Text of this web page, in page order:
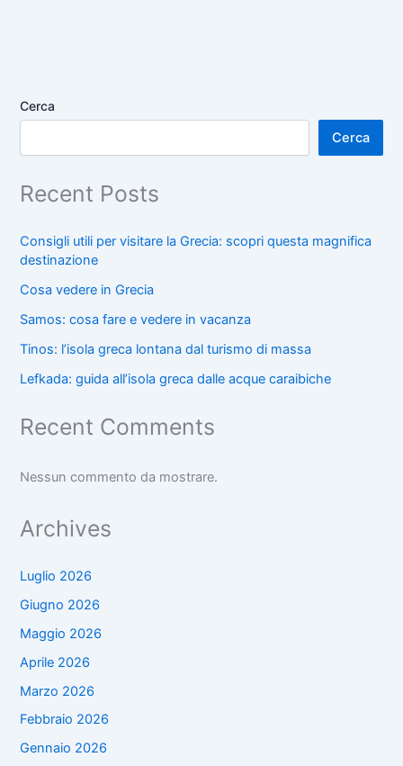
Cerca
Cerca
Recent Posts
Consigli utili per visitare la Grecia: scopri questa magnifica
destinazione
Cosa vedere in Grecia
Samos: cosa fare e vedere in vacanza
Tinos: l’isola greca lontana dal turismo di massa
Lefkada: guida all’isola greca dalle acque caraibiche
Recent Comments
Nessun commento da mostrare.
Archives
Luglio 2026
Giugno 2026
Maggio 2026
Aprile 2026
Marzo 2026
Febbraio 2026
Gennaio 2026